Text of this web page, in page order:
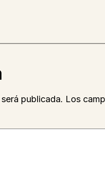
publicada. Los